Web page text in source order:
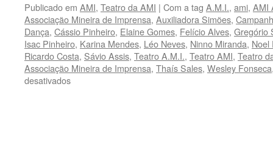
Publicado em AMI, Teatro da AMI | Com a tag A.M.I., ami, AMI
Associação Mineira de Imprensa, Auxiliadora Simões,
Dança, Cássio Pinheiro, Elaine Gomes, Felício Alves, Gregório
Isac Pinheiro, Karina Mendes, Léo Neves, Ninno Miranda, Noel
Ricardo Costa, Sávio Assis, Teatro A.M.I., Teatro AMI, Teatro
Associação Mineira de Imprensa, Thaís Sales, Wesley Fonseca
desativadosem